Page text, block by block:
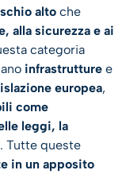
alto che
alla sicurezza e ai
categoria
infrastrutture e
europea,
come
leggi, la
. Tutte queste
in un apposito